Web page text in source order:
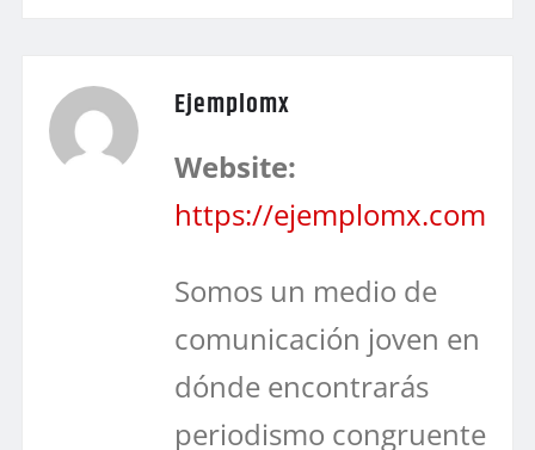
Ejemplomx
Website:
https://ejemplomx.com
Somos un medio de
comunicación joven en
dónde encontrarás
periodismo congruente